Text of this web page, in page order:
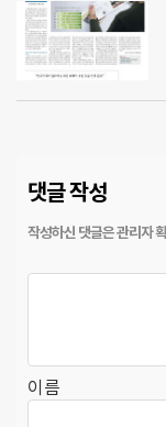
댓글 작성
이름